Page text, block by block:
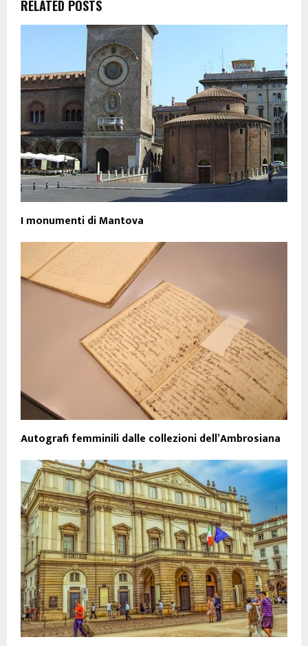
RELATED POSTS
I monumenti di Mantova
Autografi femminili dalle collezioni dell’Ambrosiana